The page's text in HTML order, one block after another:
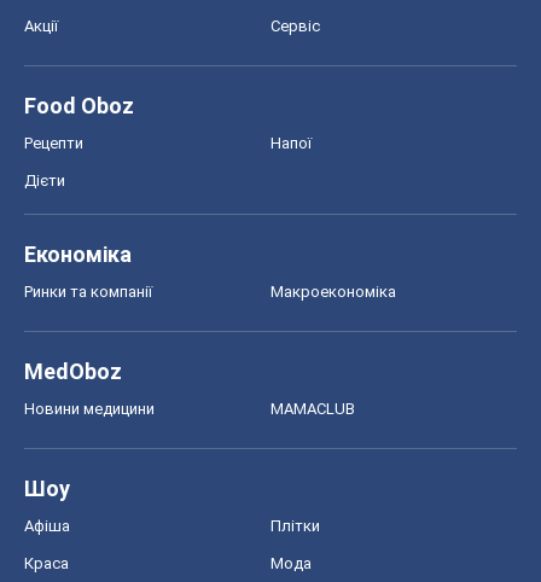
Акції Сервіс
Food Oboz
Рецепти Напої
Дієти
Економіка
Ринки та компанії Макроекономіка
MedOboz
Новини медицини MAMACLUB
Шоу
Афіша Плітки
Краса Мода